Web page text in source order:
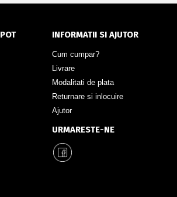
INFORMATII SI AJUTOR
Cum cumpar?
Livrare
Modalitati de plata
Returnare si inlocuire
Ajutor
URMARESTE-NE